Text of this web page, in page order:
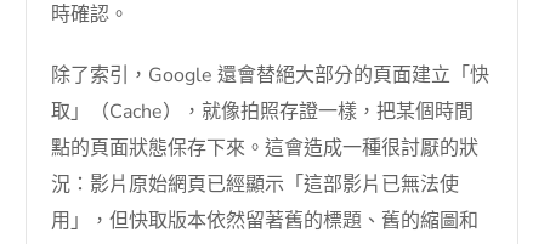
時確認。
除了索引，Google 還會替絕大部分的頁面建立「快
取」（Cache），就像拍照存證一樣，把某個時間
點的頁面狀態保存下來。這會造成一種很討厭的狀
況：影片原始網頁已經顯示「這部影片已無法使
用」，但快取版本依然留著舊的標題、舊的縮圖和